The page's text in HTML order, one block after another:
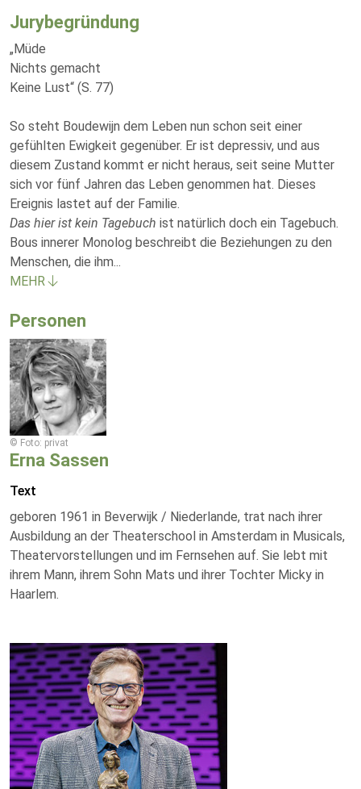
Jurybegründung
„Müde
Nichts gemacht
Keine Lust“ (S. 77)
So steht Boudewijn dem Leben nun schon seit einer
gefühlten Ewigkeit gegenüber. Er ist depressiv, und aus
diesem Zustand kommt er nicht heraus, seit seine Mutter
sich vor fünf Jahren das Leben genommen hat. Dieses
Ereignis lastet auf der Familie.
Das hier ist kein Tagebuch ist natürlich doch ein Tagebuch.
Bous innerer Monolog beschreibt die Beziehungen zu den
Menschen, die ihm...
MEHR
Personen
© Foto: privat
Erna Sassen
Text
geboren 1961 in Beverwijk / Niederlande, trat nach ihrer
Ausbildung an der Theaterschool in Amsterdam in Musicals,
Theatervorstellungen und im Fernsehen auf. Sie lebt mit
ihrem Mann, ihrem Sohn Mats und ihrer Tochter Micky in
Haarlem.